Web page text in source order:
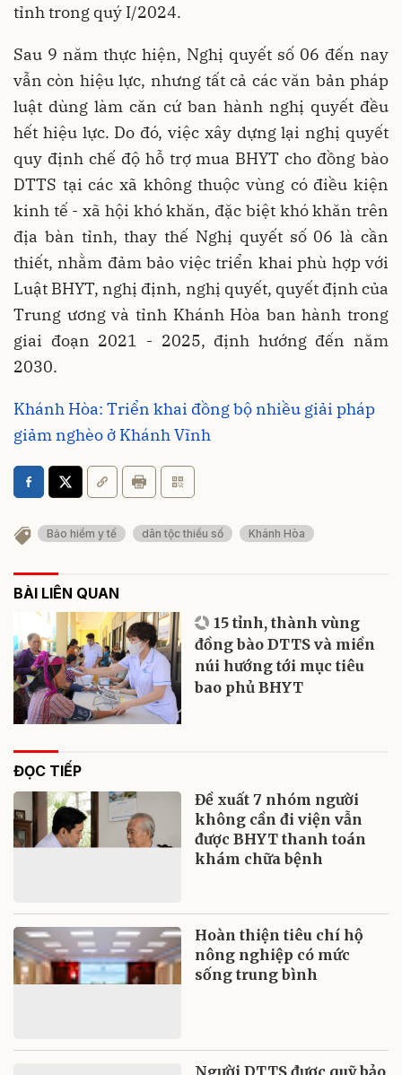
tỉnh trong quý I/2024.
Sau 9 năm thực hiện, Nghị quyết số 06 đến nay
vẫn còn hiệu lực, nhưng tất cả các văn bản pháp
luật dùng làm căn cứ ban hành nghị quyết đều
hết hiệu lực. Do đó, việc xây dựng lại nghị quyết
quy định chế độ hỗ trợ mua BHYT cho đồng bào
DTTS tại các xã không thuộc vùng có điều kiện
kinh tế - xã hội khó khăn, đặc biệt khó khăn trên
địa bàn tỉnh, thay thế Nghị quyết số 06 là cần
thiết, nhằm đảm bảo việc triển khai phù hợp với
Luật BHYT, nghị định, nghị quyết, quyết định của
Trung ương và tỉnh Khánh Hòa ban hành trong
giai đoạn 2021 - 2025, định hướng đến năm
2030.
Khánh Hòa: Triển khai đồng bộ nhiều giải pháp
giảm nghèo ở Khánh Vĩnh
Bảo hiểm y tế dân tộc thiểu số Khánh Hòa
BÀI LIÊN QUAN
15 tỉnh, thành vùng
đồng bào DTTS và miền
núi hướng tới mục tiêu
bao phủ BHYT
ĐỌC TIẾP
Đề xuất 7 nhóm người
không cần đi viện vẫn
được BHYT thanh toán
khám chữa bệnh
Hoàn thiện tiêu chí hộ
nông nghiệp có mức
sống trung bình